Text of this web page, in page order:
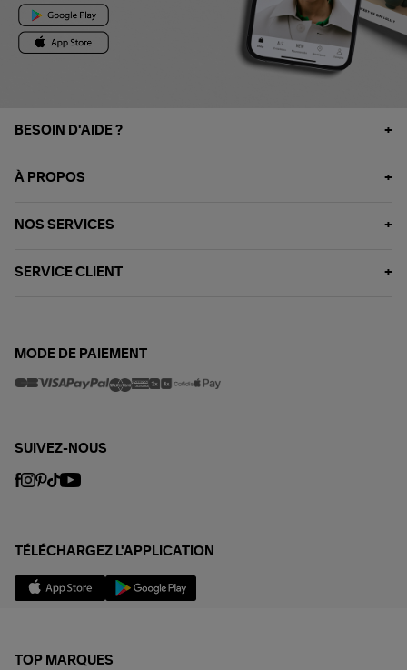
BESOIN D'AIDE ?
À PROPOS
NOS SERVICES
SERVICE CLIENT
MODE DE PAIEMENT
SUIVEZ-NOUS
TÉLÉCHARGEZ L'APPLICATION
TOP MARQUES